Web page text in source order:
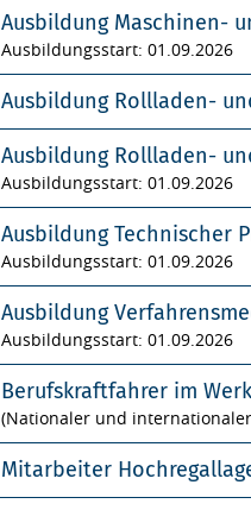
Ausbildung Maschinen-
Ausbildungsstart: 01.09.2026
Ausbildung Rollladen-
Ausbildung Rollladen-
Ausbildungsstart: 01.09.2026
Ausbildung Technischer
Ausbildungsstart: 01.09.2026
Ausbildung
Ausbildungsstart: 01.09.2026
Berufskraftfahrer im
(Nationaler und
Mitarbeiter